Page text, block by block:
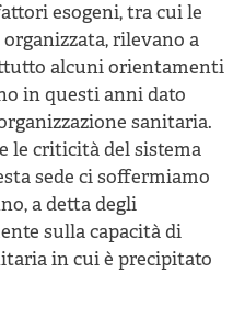
esogeni, tra cui le
rilevano a
alcuni orientamenti
in questi anni dato
sanitaria.
le criticità del sistema
sede ci soffermiamo
a detta degli
sulla capacità di
in cui è precipitato